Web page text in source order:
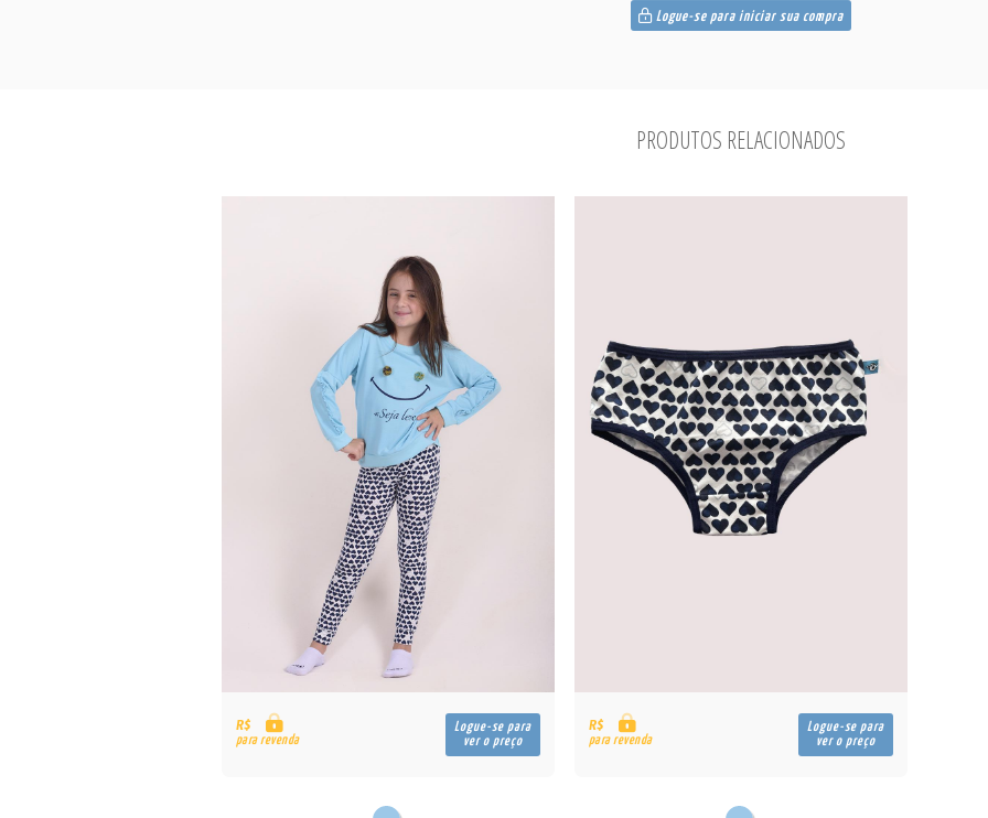
Logue-se para iniciar sua compra
PRODUTOS RELACIONADOS
R$
para revenda
Logue-se para
ver o preço
R$
para revenda
Logue-se para
ver o preço